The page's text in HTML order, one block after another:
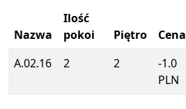
Nazwa
Ilość
pokoi
Piętro Cena
A.02.16
2 2
-1.0
PLN